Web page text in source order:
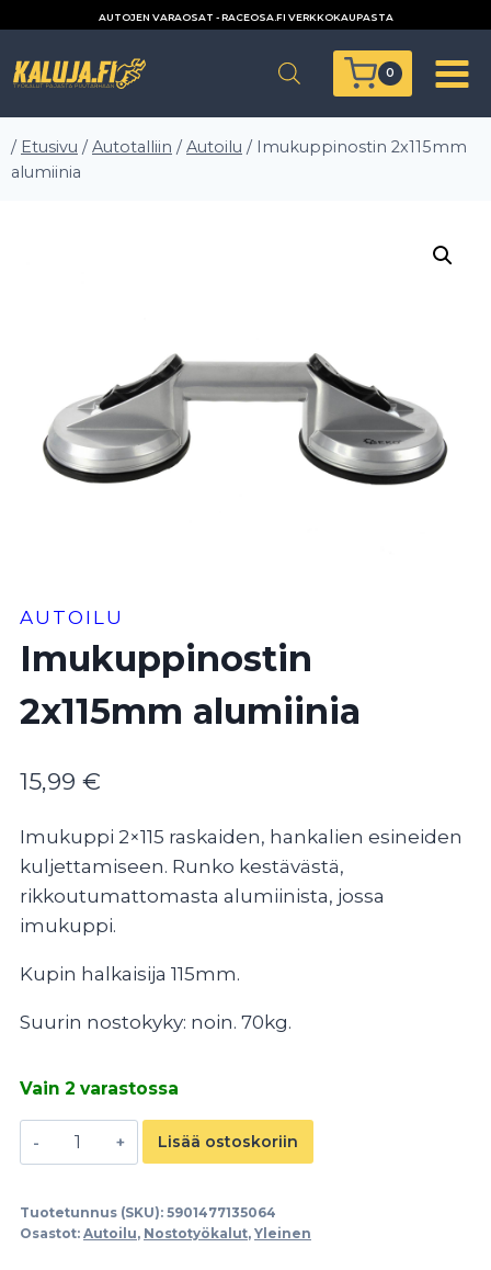
AUTOJEN VARAOSAT - RACEOSA.FI VERKKOKAUPASTA
0
/ Etusivu / Autotalliin / Autoilu / Imukuppinostin 2x115mm
alumiinia
AUTOILU
Imukuppinostin
2x115mm alumiinia
15,99 €
Imukuppi 2×115 raskaiden, hankalien esineiden
kuljettamiseen. Runko kestävästä,
rikkoutumattomasta alumiinista, jossa
imukuppi.
Kupin halkaisija 115mm.
Suurin nostokyky: noin. 70kg.
Vain 2 varastossa
Imukuppinostin
2x115mm
määrä
Lisää ostoskoriin
Tuotetunnus (SKU): 5901477135064
Osastot: Autoilu, Nostotyökalut, Yleinen